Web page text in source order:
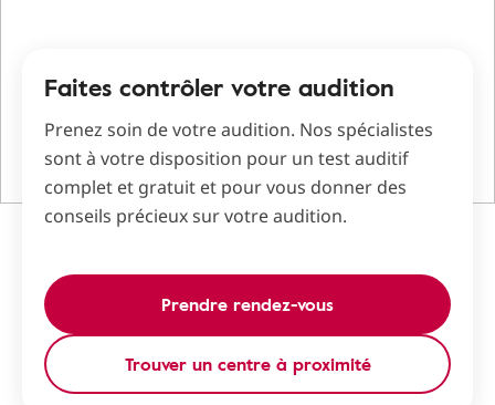
Faites contrôler votre audition
Prenez soin de votre audition. Nos spécialistes
sont à votre disposition pour un test auditif
complet et gratuit et pour vous donner des
conseils précieux sur votre audition.
Prendre rendez-vous
Trouver un centre à proximité